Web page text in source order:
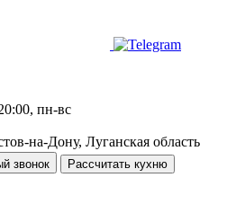
пн-вс
на-Дону, Луганская область
звонок Рассчитать кухню